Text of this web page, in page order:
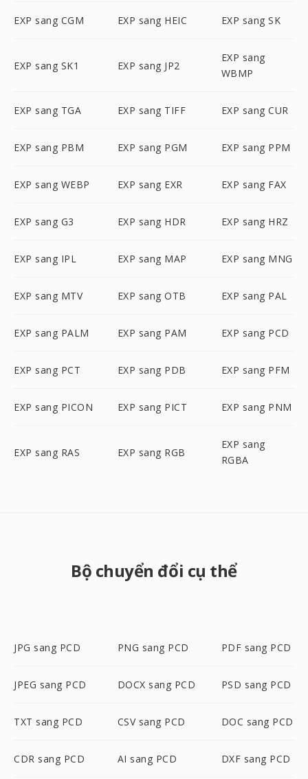
EXP sang CGM EXP sang HEIC EXP sang SK
EXP sang SK1 EXP sang JP2
EXP sang
WBMP
EXP sang TGA EXP sang TIFF EXP sang CUR
EXP sang PBM EXP sang PGM EXP sang PPM
EXP sang WEBP EXP sang EXR EXP sang FAX
EXP sang G3 EXP sang HDR EXP sang HRZ
EXP sang IPL EXP sang MAP EXP sang MNG
EXP sang MTV EXP sang OTB EXP sang PAL
EXP sang PALM EXP sang PAM EXP sang PCD
EXP sang PCT EXP sang PDB EXP sang PFM
EXP sang PICON EXP sang PICT EXP sang PNM
EXP sang RAS EXP sang RGB
EXP sang
RGBA
Bộ chuyển đổi cụ thể
JPG sang PCD PNG sang PCD PDF sang PCD
JPEG sang PCD DOCX sang PCD PSD sang PCD
TXT sang PCD CSV sang PCD DOC sang PCD
CDR sang PCD AI sang PCD DXF sang PCD